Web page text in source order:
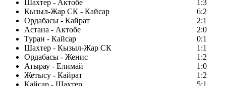
Шахтер - Актобе
1:3
Кызыл-Жар СК - Кайсар
6:2
Ордабасы - Кайрат
2:1
Астана - Актобе
2:0
Туран - Кайсар
0:1
Шахтер - Кызыл-Жар СК
1:1
Ордабасы - Женис
1:2
Атырау - Елимай
1:0
Жетысу - Кайрат
1:2